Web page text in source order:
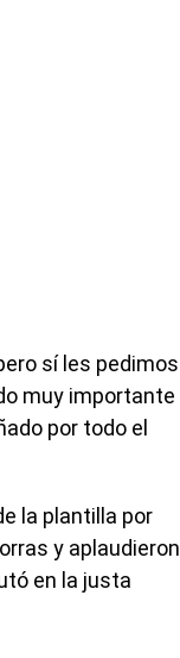
sí les pedimos
muy importante
por todo el
la plantilla por
y aplaudieron
en la justa